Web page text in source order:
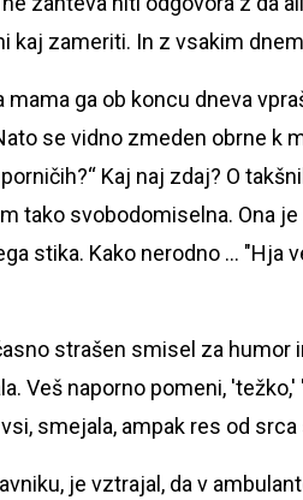
kaj zameriti. In z vsakim
ga ob koncu dneva
se vidno zmeden obrne k
Kaj naj zdaj? O
tako svobodomiselna. Ona
stika. Kako nerodno ... "Hja
strašen smisel za humor
Veš naporno pomeni,
smejala, ampak res od srca
je vztrajal, da v